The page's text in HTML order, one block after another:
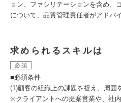
ョン、ファシリテーションを含め、
について、品質管理責任者がアドバ
求められるスキルは
必須
■必須条件
(1)顧客の組織上の課題を捉え、周囲
※クライアントへの提案営業や、社